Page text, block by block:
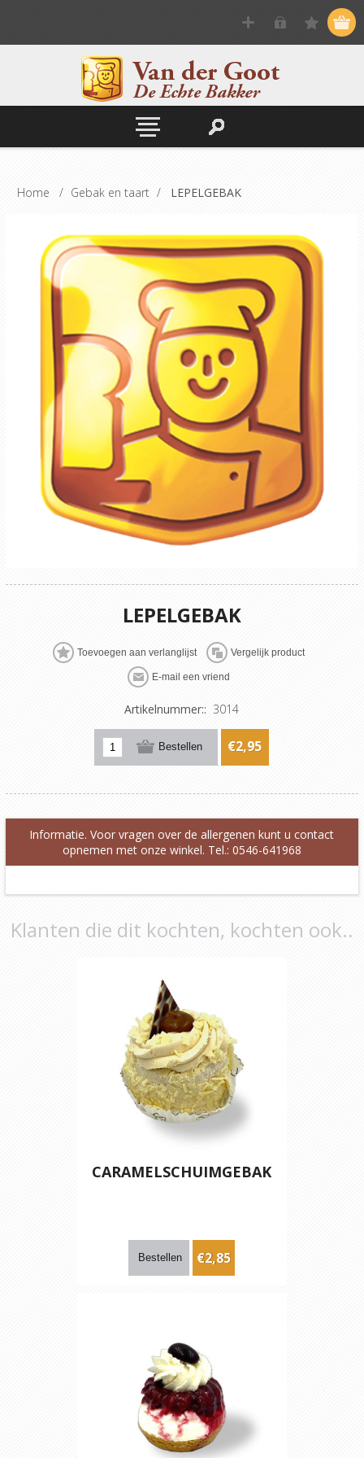
Home / Gebak en taart / LEPELGEBAK
LEPELGEBAK
Artikelnummer:: 3014
€2,95
Informatie. Voor vragen over de allergenen kunt u contact
opnemen met onze winkel. Tel.: 0546-641968
Klanten die dit kochten, kochten ook..
CARAMELSCHUIMGEBAK
€2,85